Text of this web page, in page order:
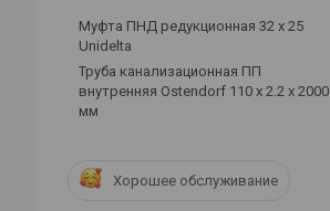
Муфта ПНД редукционная 32 х 25
Unidelta
Труба канализационная ПП
внутренняя Ostendorf 110 х 2.2 х 2000
мм
Хорошее обслуживание